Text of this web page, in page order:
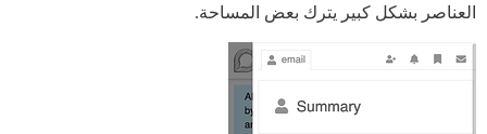
العناصر بشكل كبير يترك بعض المساحة.